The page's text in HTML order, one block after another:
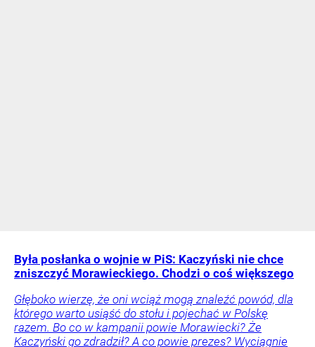
Była posłanka o wojnie w PiS: Kaczyński nie chce
zniszczyć Morawieckiego. Chodzi o coś większego
Głęboko wierzę, że oni wciąż mogą znaleźć powód, dla
którego warto usiąść do stołu i pojechać w Polskę
razem. Bo co w kampanii powie Morawiecki? Że
Kaczyński go zdradził? A co powie prezes? Wyciągnie